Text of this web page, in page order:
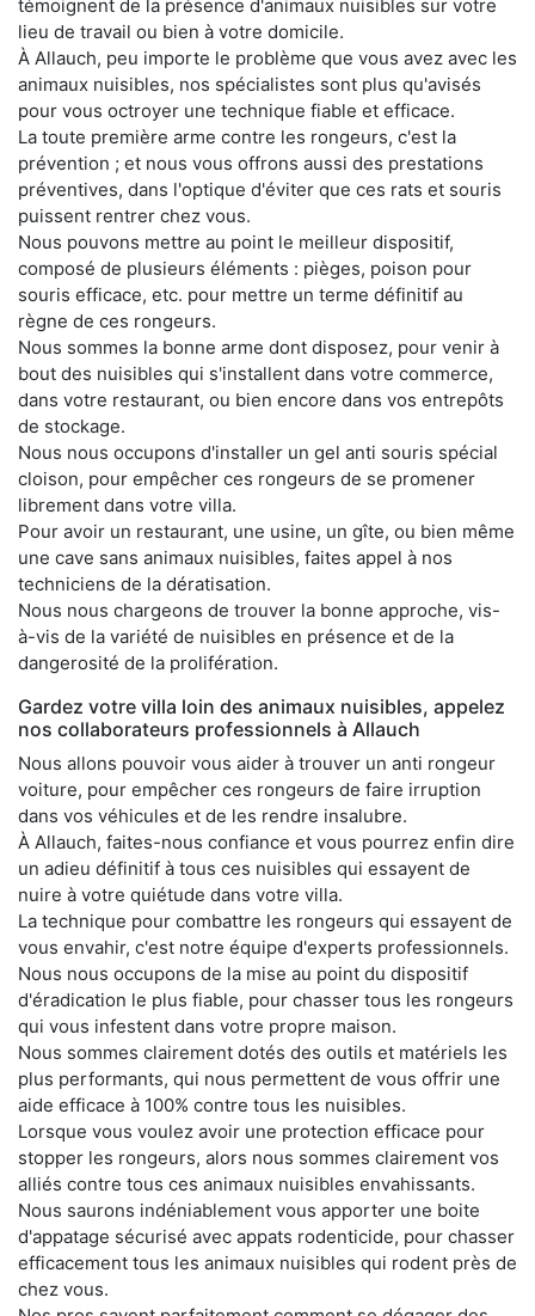
témoignent de la présence d'animaux nuisibles sur votre
lieu de travail ou bien à votre domicile.
À Allauch, peu importe le problème que vous avez avec les
animaux nuisibles, nos spécialistes sont plus qu'avisés
pour vous octroyer une technique fiable et efficace.
La toute première arme contre les rongeurs, c'est la
prévention ; et nous vous offrons aussi des prestations
préventives, dans l'optique d'éviter que ces rats et souris
puissent rentrer chez vous.
Nous pouvons mettre au point le meilleur dispositif,
composé de plusieurs éléments : pièges, poison pour
souris efficace, etc. pour mettre un terme définitif au
règne de ces rongeurs.
Nous sommes la bonne arme dont disposez, pour venir à
bout des nuisibles qui s'installent dans votre commerce,
dans votre restaurant, ou bien encore dans vos entrepôts
de stockage.
Nous nous occupons d'installer un gel anti souris spécial
cloison, pour empêcher ces rongeurs de se promener
librement dans votre villa.
Pour avoir un restaurant, une usine, un gîte, ou bien même
une cave sans animaux nuisibles, faites appel à nos
techniciens de la dératisation.
Nous nous chargeons de trouver la bonne approche, vis-
à-vis de la variété de nuisibles en présence et de la
dangerosité de la prolifération.
Gardez votre villa loin des animaux nuisibles, appelez
nos collaborateurs professionnels à Allauch
Nous allons pouvoir vous aider à trouver un anti rongeur
voiture, pour empêcher ces rongeurs de faire irruption
dans vos véhicules et de les rendre insalubre.
À Allauch, faites-nous confiance et vous pourrez enfin dire
un adieu définitif à tous ces nuisibles qui essayent de
nuire à votre quiétude dans votre villa.
La technique pour combattre les rongeurs qui essayent de
vous envahir, c'est notre équipe d'experts professionnels.
Nous nous occupons de la mise au point du dispositif
d'éradication le plus fiable, pour chasser tous les rongeurs
qui vous infestent dans votre propre maison.
Nous sommes clairement dotés des outils et matériels les
plus performants, qui nous permettent de vous offrir une
aide efficace à 100% contre tous les nuisibles.
Lorsque vous voulez avoir une protection efficace pour
stopper les rongeurs, alors nous sommes clairement vos
alliés contre tous ces animaux nuisibles envahissants.
Nous saurons indéniablement vous apporter une boite
d'appatage sécurisé avec appats rodenticide, pour chasser
efficacement tous les animaux nuisibles qui rodent près de
chez vous.